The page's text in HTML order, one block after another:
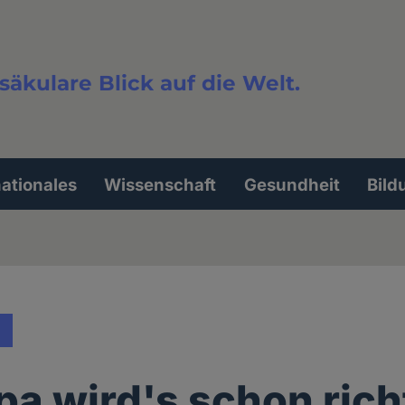
Blick auf die Welt.
Wissenschaft Gesundheit